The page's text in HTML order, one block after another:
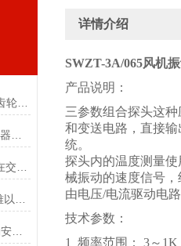
SZMB-18-04 涡流传感器配件在“齿轮箱与低速重载机械”监测中的应用
MS5101-1-0 一体化振动变送器的安装位置选择对测量精度的影响有哪些？
详情介绍
SWZT-3A/065风机
产品说明：
三参数组合探头这
和变送电路，直接
统。
探头内的温度测量
械振动的速度信号
由电压/电流驱动电
技术参数：
1 频率范围： 3～1K